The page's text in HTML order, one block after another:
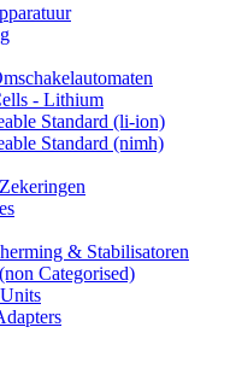
- Lithium
Standard (li-ion)
Standard (nimh)
& Stabilisatoren
Categorised)